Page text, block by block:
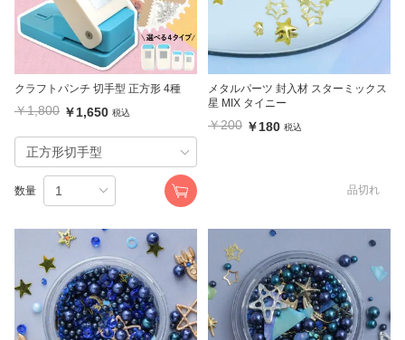
クラフトパンチ 切手型 正方形 4種
￥1,800 ￥1,650 税込
数量
メタルパーツ 封入材 スターミックス
星 MIX タイニー
￥200 ￥180 税込
品切れ